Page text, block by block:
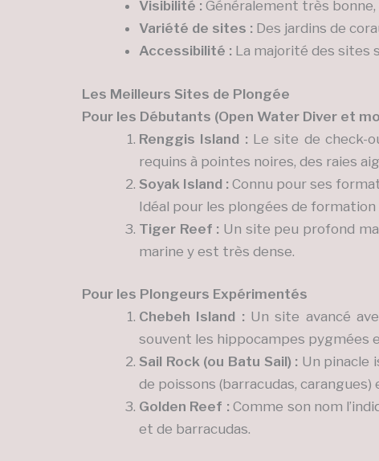
Visibilité : Généralement très
Variété de sites : Des jardins de
Accessibilité : La majorité des sites
Les Meilleurs Sites de Plongée
Pour les Débutants (Open Water Diver et
Renggis Island :Le site de check-
requins à pointes noires, des raies
Soyak Island : Connu pour ses
Idéal pour les plongées de
Tiger Reef : Un site peu profond
marine y est très dense.
Pour les Plongeurs Expérimentés
Chebeh Island :Un site avancé
souvent les hippocampes pygmées
Sail Rock (ou Batu Sail) : Un pinacle
de poissons (barracudas,
Golden Reef :Comme son nom
et de barracudas.